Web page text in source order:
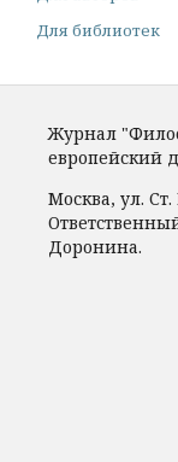
Для библиотек
Журнал
европейский
Москва, ул. Ст.
Доронина.